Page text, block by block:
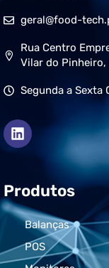
geral@food-
Rua Centro
Vilar do
Segunda a Sexta
Produtos
Balanças
POS